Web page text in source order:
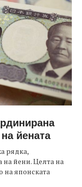
йената
рядка,
йени. Целта на
на японската